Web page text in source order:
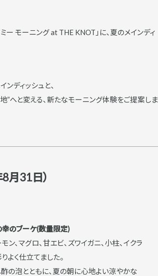
ー モーニング at THE KNOT」に、夏のメインディ
ディッシュと、
”へと変える、新たなモーニング体験をご提案しま
月31日）
幸のブーケ(数量限定)
ン、マグロ、甘エビ、ズワイガニ、小柱、イクラ
よく仕立てました。
酢の泡とともに、夏の朝に心地よい涼やかな